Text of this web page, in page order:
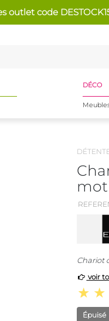
outlet code
DÉCO
Chariot
voir
Épuisé